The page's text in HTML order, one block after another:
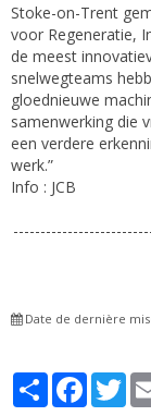
Stoke-on-Trent
voor Regeneratie,
de meest
snelwegteams
gloednieuwe
samenwerking die
een verdere
werk.”
Info : JCB
Date de dernière
Partager